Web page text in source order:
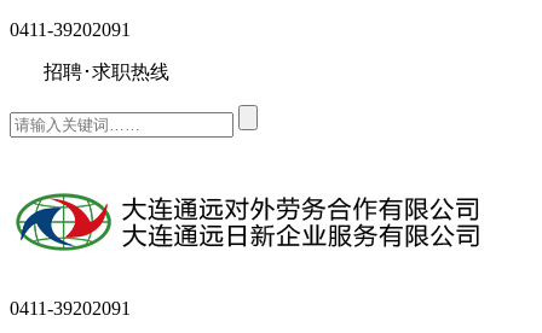
0411-39202091
招聘･求职热线
0411-39202091